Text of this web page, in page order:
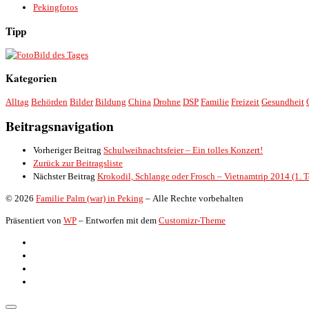
Pekingfotos
Tipp
Bild des Tages
Kategorien
Alltag Behörden Bilder Bildung China Drohne DSP Familie Freizeit Gesundheit
Beitragsnavigation
Vorheriger Beitrag Schulweihnachtsfeier – Ein tolles Konzert!
Zurück zur Beitragsliste
Nächster Beitrag Krokodil, Schlange oder Frosch – Vietnamtrip 2014 (1.
© 2026 Familie Palm (war) in Peking – Alle Rechte vorbehalten
Präsentiert von WP – Entworfen mit dem Customizr-Theme